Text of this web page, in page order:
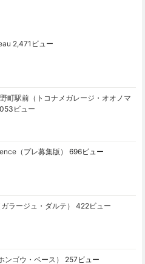
2,471ビュー
町駅前（トコナメガレージ・オオノマ
ビュー
（プレ募集版） 696ビュー
ラージュ・ダルテ） 422ビュー
ゴウ・ベース） 257ビュー